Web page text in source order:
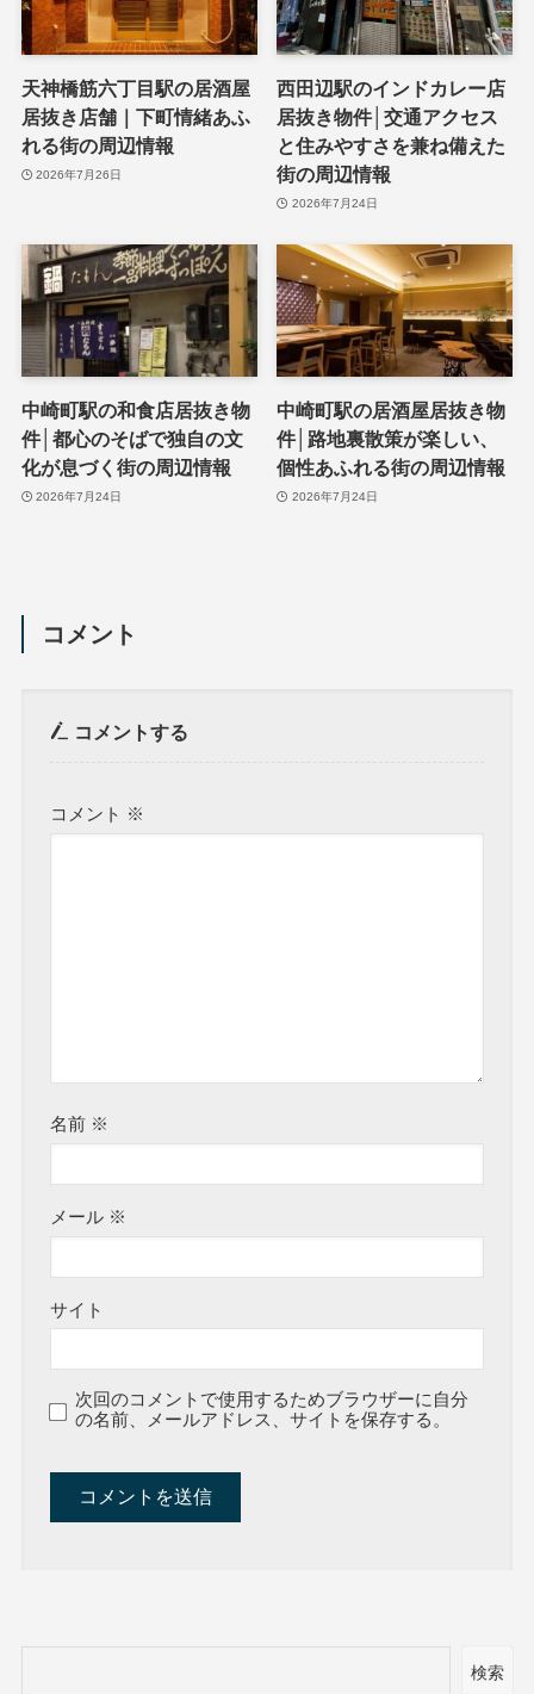
天神橋筋六丁目駅の居酒屋
居抜き店舗｜下町情緒あふ
れる街の周辺情報
2026年7月26日
西田辺駅のインドカレー店
居抜き物件│交通アクセス
と住みやすさを兼ね備えた
街の周辺情報
2026年7月24日
中崎町駅の和食店居抜き物
件│都心のそばで独自の文
化が息づく街の周辺情報
2026年7月24日
中崎町駅の居酒屋居抜き物
件│路地裏散策が楽しい、
個性あふれる街の周辺情報
2026年7月24日
コメント
コメントする
コメント ※
名前 ※
メール ※
サイト
次回のコメントで使用するためブラウザーに自分
の名前、メールアドレス、サイトを保存する。
検索